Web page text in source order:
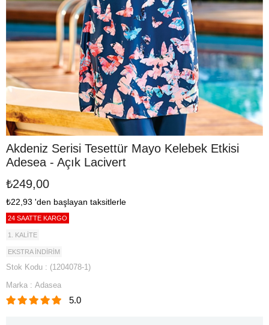
Akdeniz Serisi Tesettür Mayo Kelebek Etkisi
Adesea - Açık Lacivert
₺249,00
₺22,93 'den başlayan taksitlerle
24 SAATTE KARGO
1. KALİTE
EKSTRA İNDİRİM
Stok Kodu
(1204078-1)
Marka : Adasea
5.0